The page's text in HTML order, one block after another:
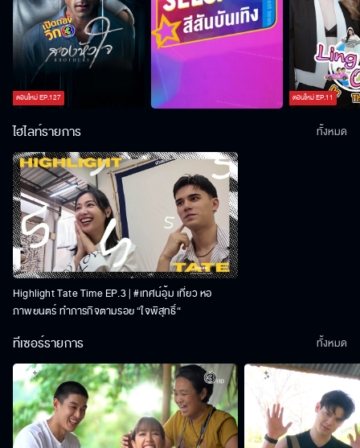
ตอนใหม่EP.127 ตอนใหม่EP.11
ไฮไลท์รายการ
Highlight Tate Time EP.3 | #เทศน์อุ้ม เที่ยว หอ
ภาพยนตร์ ทำภารกิจตามรอย “ใจพิสุทธิ์“
ทั้งหมด
ทีเซอร์รายการ ทั้งหมด